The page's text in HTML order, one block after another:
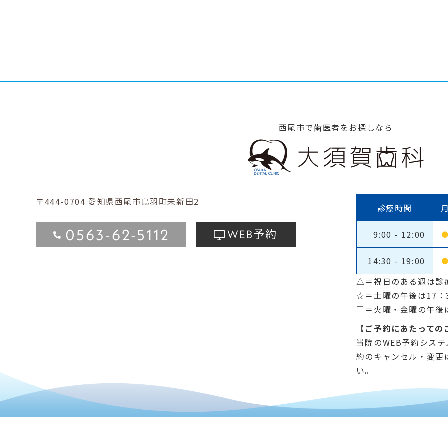
西尾市で歯医者をお探しなら
〒444-0704 愛知県西尾市鳥羽町未新田2
0563-62-5112 WEB予約
診療時間 月
9:00 - 12:00 ●
14:30 - 19:00 ●
△＝祝日のある週は診
☆＝土曜の午後は17：
□＝火曜・金曜の午後
【ご予約にあたっての
当院のWEB予約シス
約のキャンセル・変更
い。